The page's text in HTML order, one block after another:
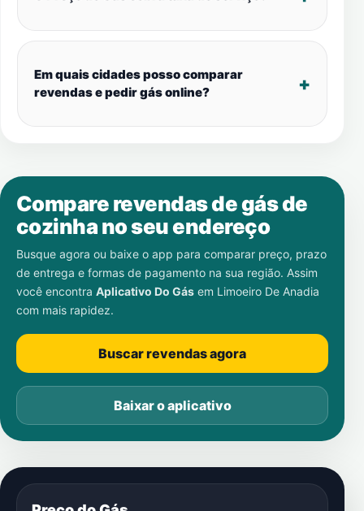
Em quais cidades posso comparar
revendas e pedir gás online?
Compare revendas de gás de
cozinha no seu endereço
Busque agora ou baixe o app para comparar preço, prazo
de entrega e formas de pagamento na sua região. Assim
você encontra Aplicativo Do Gás em Limoeiro De Anadia
com mais rapidez.
Buscar revendas agora
Baixar o aplicativo